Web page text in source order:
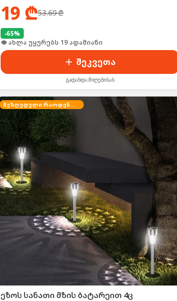
19₾53.69₾
-65%
🛒 ბოლო 24სთ-ში იყიდა 3-მა
შეკვეთა
გადახდა მიღებისას
შეზღუდული რაოდენობა
ეზოს სანათი მზის ბატარეით 4ც